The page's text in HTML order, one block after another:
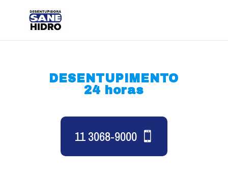
DESENTUPIMENTO
24 horas
11 3068-9000